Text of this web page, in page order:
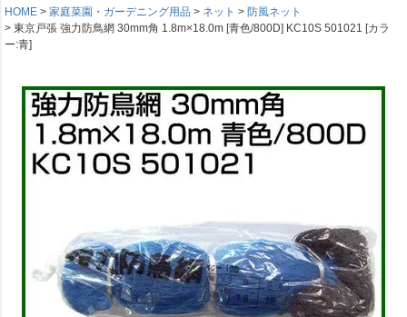
HOME
家庭菜園・ガーデニング用品 ネット
防風ネット
東京戸張 強力防鳥網 30mm角 1.8m×18.0m [青色/800D] KC10S 501021 [カラ
ー:青]